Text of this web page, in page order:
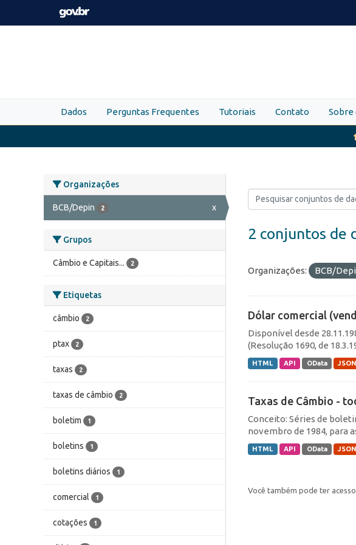
Skip to main content
Dados Perguntas Frequentes Tutoriais Contato Sobre
Organizações
BCB/Depin 2 x
Grupos
Câmbio e Capitais... 2
Etiquetas
câmbio 2
ptax 2
taxas 2
taxas de câmbio 2
boletim 1
boletins 1
boletins diários 1
comercial 1
cotações 1
2 conjuntos de
Organizações: BCB/
Dólar comercial
Disponível desde
(Resolução 1690, de
HTML API OData JSON
Taxas de Câmbio -
Conceito: Séries de
novembro de 1984, para
HTML API OData JSON
Você também pode ter